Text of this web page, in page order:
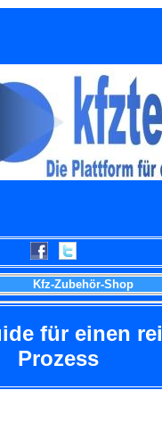
Kfz-Zubehör-Shop
für einen
Prozess